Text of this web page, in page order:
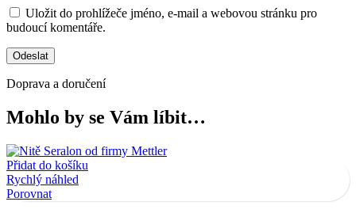
Uložit do prohlížeče jméno, e-mail a webovou stránku pro
budoucí komentáře.
Doprava a doručení
Mohlo by se Vám líbit…
Přidat do košíku
Rychlý náhled
Porovnat